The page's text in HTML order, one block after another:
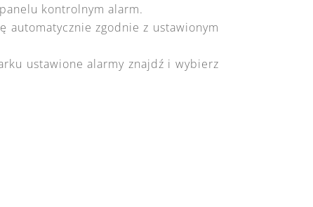
kontrolnym alarm.
automatycznie zgodnie z ustawionym
ustawione alarmy znajdź i wybierz